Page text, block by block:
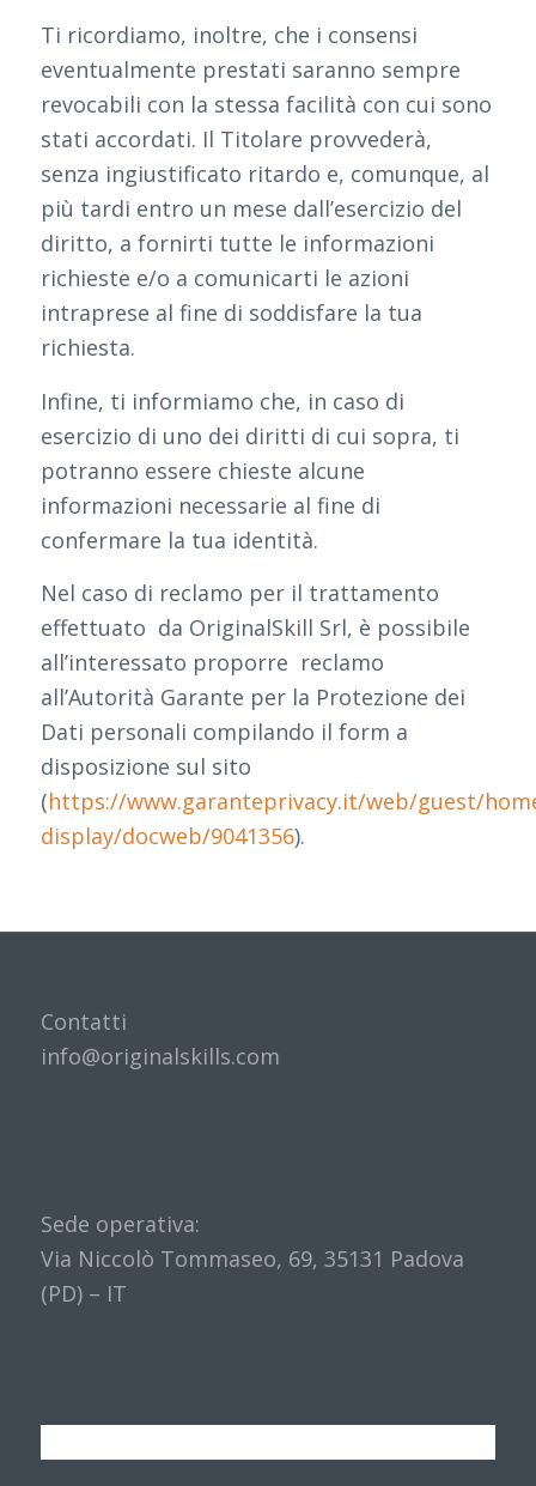
Ti ricordiamo, inoltre, che i consensi
eventualmente prestati saranno sempre
revocabili con la stessa facilità con cui sono
stati accordati. Il Titolare provvederà,
senza ingiustificato ritardo e, comunque, al
più tardi entro un mese dall’esercizio del
diritto, a fornirti tutte le informazioni
richieste e/o a comunicarti le azioni
intraprese al fine di soddisfare la tua
richiesta.
Infine, ti informiamo che, in caso di
esercizio di uno dei diritti di cui sopra, ti
potranno essere chieste alcune
informazioni necessarie al fine di
confermare la tua identità.
Nel caso di reclamo per il trattamento
effettuato da OriginalSkill Srl, è possibile
all’interessato proporre reclamo
all’Autorità Garante per la Protezione dei
Dati personali compilando il form a
disposizione sul sito
(https://www.garanteprivacy.it/web/guest/
display/docweb/9041356).
Contatti
info@originalskills.com
Sede operativa:
Via Niccolò Tommaseo, 69, 35131 Padova
(PD) – IT